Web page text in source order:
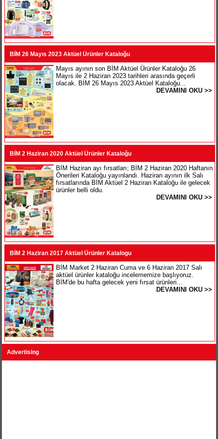
BİM 26 Mayıs 2023 Aktüel Ürünler Kataloğu
Mayıs ayının son BİM Aktüel Ürünler Kataloğu 26
Mayıs ile 2 Haziran 2023 tarihleri arasında geçerli
olacak. BİM 26 Mayıs 2023 Aktüel Kataloğu...
DEVAMINI OKU >>
BİM 2 Haziran 2020 Aktüel Ürünler Kataloğu
BİM Haziran ayı fırsatları; BİM 2 Haziran 2020 Haftanın
Önerileri Kataloğu yayınlandı. Haziran ayının ilk Salı
fırsatlarında BİM Aktüel 2 Haziran Kataloğu ile gelecek
ürünler belli oldu.
DEVAMINI OKU >>
BİM 2 Haziran 2017 Aktüel Ürünler Katalogu
BİM Market 2 Haziran Cuma ve 6 Haziran 2017 Salı
aktüel ürünler kataloğu incelememize başlıyoruz.
BİM'de bu hafta gelecek yeni fırsat ürünleri...
DEVAMINI OKU >>
Advertising